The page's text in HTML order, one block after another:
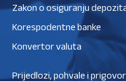
Zakon o osiguranju
Korespodentne banke
Konvertor valuta
Prijedlozi, pohvale i